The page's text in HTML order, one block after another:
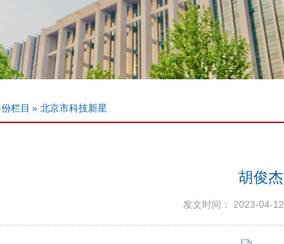
栏目 » 北京市科技新星
胡俊杰
发文时间： 2023-04-12